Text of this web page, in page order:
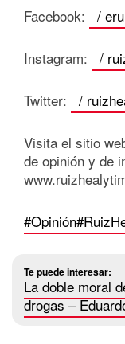
Facebook: /
Instagram: /
Twitter: /
Visita el sitio
de opinión y de
#Opinión
Te puede interesar:
La doble moral
drogas –